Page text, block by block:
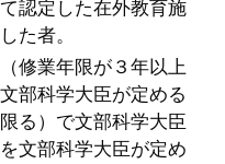
認定した在外教育施
た者。
修業年限が３年以上
部科学大臣が定める
る）で文部科学大臣
文部科学大臣が定め